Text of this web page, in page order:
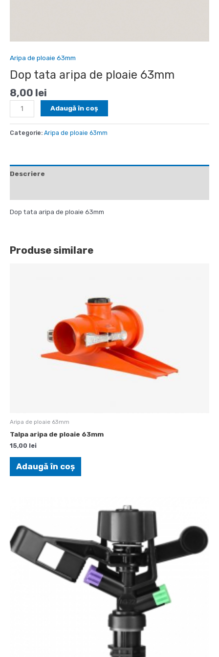
Aripa de ploaie 63mm
Dop tata aripa de ploaie 63mm
8,00 lei
Cantitate
Dop
tata
aripa
Adaugă în coș
Categorie: Aripa de ploaie 63mm
Descriere
Dop tata aripa de ploaie 63mm
Produse similare
Aripa de ploaie 63mm
Talpa aripa de ploaie 63mm
15,00 lei
Adaugă în coș